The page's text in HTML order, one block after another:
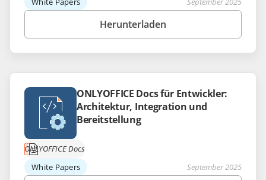
Herunterladen
ONLYOFFICE Docs für Entwickler:
Architektur, Integration und
Bereitstellung
ONLYOFFICE Docs
White Papers
September 2025